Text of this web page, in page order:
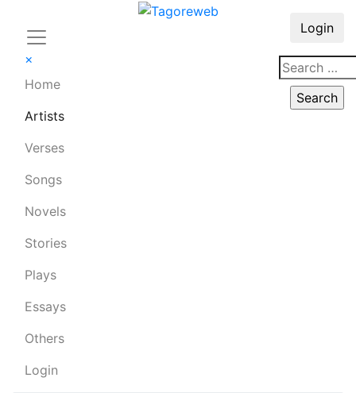
×
Home
Artists
Verses
Songs
Novels
Stories
Plays
Essays
Others
Login
Login